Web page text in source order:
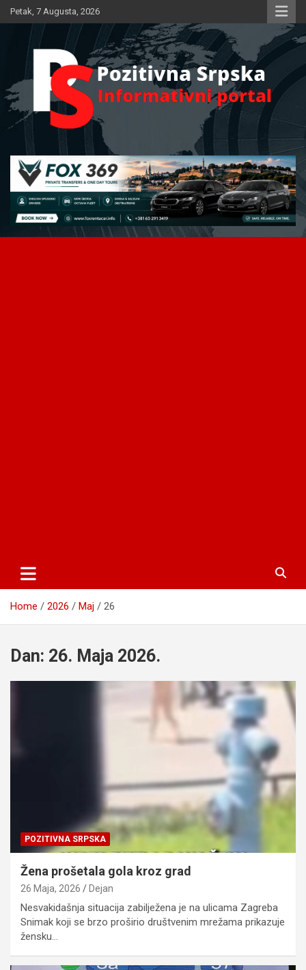
Skip
to
Petak, 7 Augusta, 2026
Pozitivna Srpska
Home 2026 Maj 26
Dan: 26. Maja 2026.
POZITIVNA SRPSKA
Žena prošetala gola kroz grad
26 Maja, 2026 Dejan
Nesvakidašnja situacija zabilježena je na ulicama Zagreba
Snimak koji se brzo proširio društvenim mrežama prikazuje
žensku…